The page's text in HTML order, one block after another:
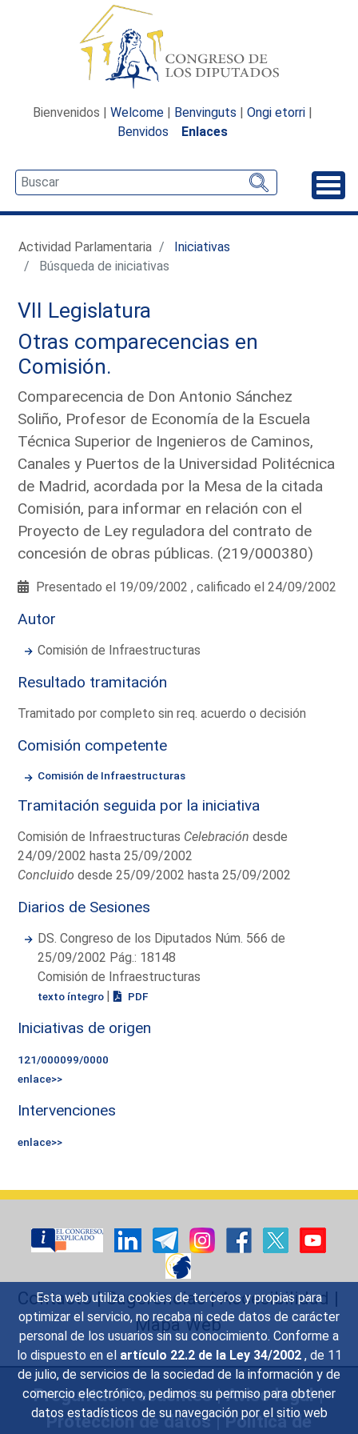
Esta web utiliza cookies de terceros y propias para
optimizar el servicio, no recaba ni cede datos de carácter
personal de los usuarios sin su conocimiento. Conforme a
lo dispuesto en el artículo 22.2 de la Ley 34/2002 , de 11
de julio, de servicios de la sociedad de la información y de
comercio electrónico, pedimos su permiso para obtener
datos estadísticos de su navegación por el sitio web
Bienvenidos | Welcome | Benvinguts | Ongi etorri |
Benvidos
Enlaces
Actividad Parlamentaria
Iniciativas
Búsqueda de iniciativas
VII Legislatura
Otras comparecencias en
Comisión.
Comparecencia de Don Antonio Sánchez
Soliño, Profesor de Economía de la Escuela
Técnica Superior de Ingenieros de Caminos,
Canales y Puertos de la Universidad Politécnica
de Madrid, acordada por la Mesa de la citada
Comisión, para informar en relación con el
Proyecto de Ley reguladora del contrato de
concesión de obras públicas. (219/000380)
Presentado el 19/09/2002 , calificado el 24/09/2002
Autor
Comisión de Infraestructuras
Resultado tramitación
Tramitado por completo sin req. acuerdo o decisión
Comisión competente
Comisión de Infraestructuras
Tramitación seguida por la iniciativa
Comisión de Infraestructuras Celebración desde
24/09/2002 hasta 25/09/2002
Concluido desde 25/09/2002 hasta 25/09/2002
Diarios de Sesiones
DS. Congreso de los Diputados Núm. 566 de
25/09/2002 Pág.: 18148
Comisión de Infraestructuras
texto íntegro | PDF
Iniciativas de origen
121/000099/0000
enlace>>
Intervenciones
enlace>>
Contacto|Sugerencias|Accesibilidad |
Mapa Web
Preguntas Frecuentes|Aviso legal|
Protección de datos|Política de